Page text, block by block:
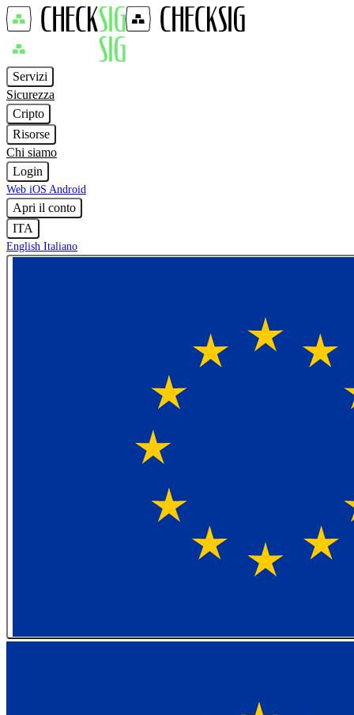
Servizi
Sicurezza
Cripto
Risorse
Chi siamo
Login
Web iOS Android
Apri il conto
ITA
English Italiano